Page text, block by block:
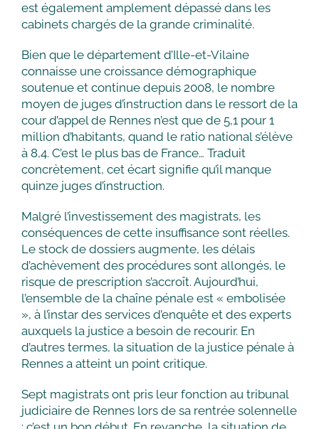
est également amplement dépassé dans les
cabinets chargés de la grande criminalité.
Bien que le département d’Ille-et-Vilaine
connaisse une croissance démographique
soutenue et continue depuis 2008, le nombre
moyen de juges d’instruction dans le ressort de la
cour d’appel de Rennes n’est que de 5,1 pour 1
million d’habitants, quand le ratio national s’élève
à 8,4. C’est le plus bas de France… Traduit
concrètement, cet écart signifie qu’il manque
quinze juges d’instruction.
Malgré l’investissement des magistrats, les
conséquences de cette insuffisance sont réelles.
Le stock de dossiers augmente, les délais
d’achèvement des procédures sont allongés, le
risque de prescription s’accroît. Aujourd’hui,
l’ensemble de la chaîne pénale est « embolisée
», à l’instar des services d’enquête et des experts
auxquels la justice a besoin de recourir. En
d’autres termes, la situation de la justice pénale à
Rennes a atteint un point critique.
Sept magistrats ont pris leur fonction au tribunal
judiciaire de Rennes lors de sa rentrée solennelle